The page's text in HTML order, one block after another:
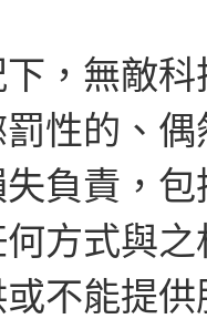
無敵科
性的、
負責，
方式與
不能提